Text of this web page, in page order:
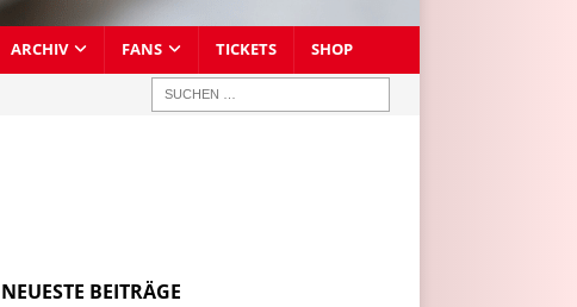
ARCHIV FANS TICKETS SHOP
NEUESTE BEITRÄGE